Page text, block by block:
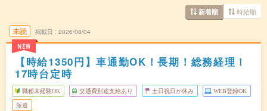
新着順 時給順
未読
NEW
掲載日 2026/08/04
【時給1350円】車通勤OK！長期！総務経理！
17時台定時
職種未経験OK 交通費別途支給あり 土日祝日が休み WEB登録OK
派遣